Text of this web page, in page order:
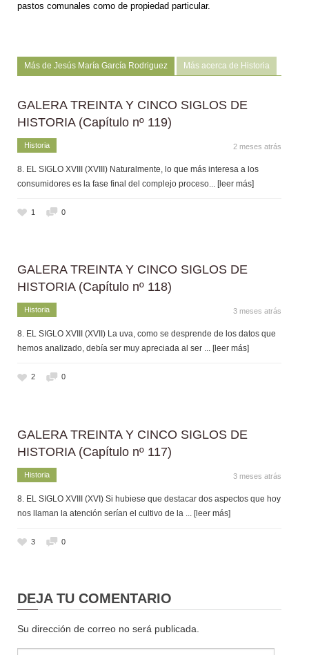
pastos comunales como de propiedad particular.
Más de Jesús María García Rodriguez Más acerca de Historia
GALERA TREINTA Y CINCO SIGLOS DE
HISTORIA (Capítulo nº 119)
Historia 2 meses atrás
8. EL SIGLO XVIII (XVIII) Naturalmente, lo que más interesa a los
consumidores es la fase final del complejo proceso... [leer más]
1 0
GALERA TREINTA Y CINCO SIGLOS DE
HISTORIA (Capítulo nº 118)
Historia 3 meses atrás
8. EL SIGLO XVIII (XVII) La uva, como se desprende de los datos que
hemos analizado, debía ser muy apreciada al ser ... [leer más]
2 0
GALERA TREINTA Y CINCO SIGLOS DE
HISTORIA (Capítulo nº 117)
Historia 3 meses atrás
8. EL SIGLO XVIII (XVI) Si hubiese que destacar dos aspectos que hoy
nos llaman la atención serían el cultivo de la
... [leer más]
3 0
DEJA TU COMENTARIO
Su dirección de correo no será publicada.